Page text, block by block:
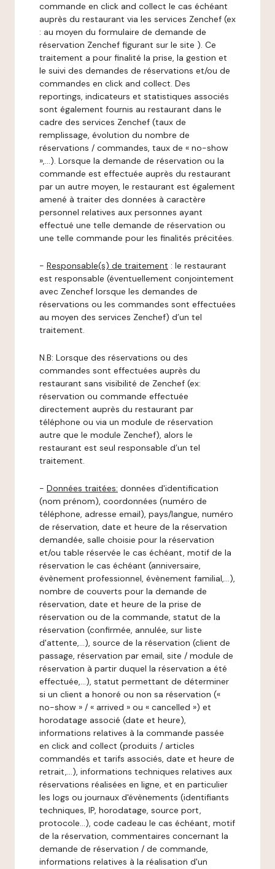
commande en click and collect le cas échéant
auprès du restaurant via les services Zenchef (ex
: au moyen du formulaire de demande de
réservation Zenchef figurant sur le site ). Ce
traitement a pour finalité la prise, la gestion et
le suivi des demandes de réservations et/ou de
commandes en click and collect. Des
reportings, indicateurs et statistiques associés
sont également fournis au restaurant dans le
cadre des services Zenchef (taux de
remplissage, évolution du nombre de
réservations / commandes, taux de « no-show
»,…). Lorsque la demande de réservation ou la
commande est effectuée auprès du restaurant
par un autre moyen, le restaurant est également
amené à traiter des données à caractère
personnel relatives aux personnes ayant
effectué une telle demande de réservation ou
une telle commande pour les finalités précitées.
- Responsable(s) de traitement : le restaurant
est responsable (éventuellement conjointement
avec Zenchef lorsque les demandes de
réservations ou les commandes sont effectuées
au moyen des services Zenchef) d’un tel
traitement.
N.B: Lorsque des réservations ou des
commandes sont effectuées auprès du
restaurant sans visibilité de Zenchef (ex:
réservation ou commande effectuée
directement auprès du restaurant par
téléphone ou via un module de réservation
autre que le module Zenchef), alors le
restaurant est seul responsable d’un tel
traitement.
- Données traitées: données d'identification
(nom prénom), coordonnées (numéro de
téléphone, adresse email), pays/langue, numéro
de réservation, date et heure de la réservation
demandée, salle choisie pour la réservation
et/ou table réservée le cas échéant, motif de la
réservation le cas échéant (anniversaire,
évènement professionnel, évènement familial,…),
nombre de couverts pour la demande de
réservation, date et heure de la prise de
réservation ou de la commande, statut de la
réservation (confirmée, annulée, sur liste
d'attente,…), source de la réservation (client de
passage, réservation par email, site / module de
réservation à partir duquel la réservation a été
effectuée,…), statut permettant de déterminer
si un client a honoré ou non sa réservation («
no-show » / « arrived » ou « cancelled ») et
horodatage associé (date et heure),
informations relatives à la commande passée
en click and collect (produits / articles
commandés et tarifs associés, date et heure de
retrait,…), informations techniques relatives aux
réservations réalisées en ligne, et en particulier
les logs ou journaux d'évènements (identifiants
techniques, IP, horodatage, source port,
protocole…), code cadeau le cas échéant, motif
de la réservation, commentaires concernant la
demande de réservation / de commande,
informations relatives à la réalisation d'un